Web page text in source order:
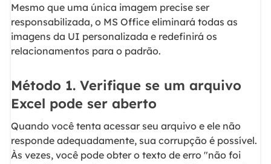
Mesmo que uma única imagem precise ser
responsabilizada, o MS Office eliminará todas as
imagens da UI personalizada e redefinirá os
relacionamentos para o padrão.
Método 1. Verifique se um arquivo
Excel pode ser aberto
Quando você tenta acessar seu arquivo e ele não
responde adequadamente, sua corrupção é possível.
Às vezes, você pode obter o texto de erro "não foi